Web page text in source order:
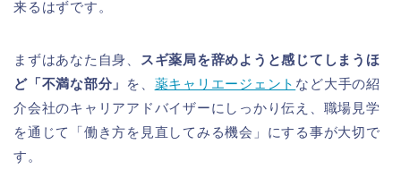
来るはずです。
まずはあなた自身、 スギ薬局を辞めようと感じてしまうほ
ど「不満な部分」
を、 薬キャリエージェント など大手の紹
介会社のキャリアアドバイザーにしっかり伝え、職場見学
を通じて「働き方を見直してみる機会」にする事が大切で
す。